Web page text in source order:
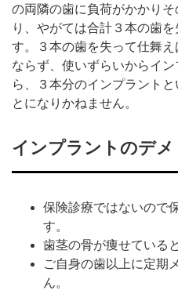
の両隣の歯に負荷がかかり
り、やがては合計３本の歯
す。３本の歯を失って仕舞
ならず、使いずらいからイ
ら、３本分のインプラント
とになりかねません。
インプラントのデメ
保険診療ではないので
す。
歯茎の骨が痩せている
ご自身の歯以上に定期
ん。